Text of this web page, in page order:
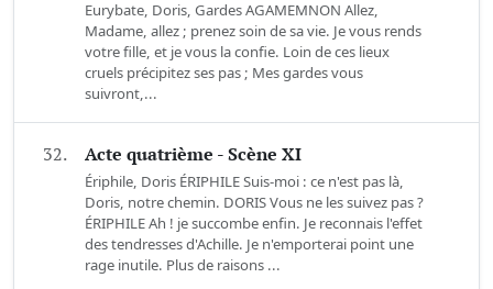
Eurybate, Doris, Gardes AGAMEMNON Allez,
Madame, allez ; prenez soin de sa vie. Je vous rends
votre fille, et je vous la confie. Loin de ces lieux
cruels précipitez ses pas ; Mes gardes vous
suivront,...
32. Acte quatrième - Scène XI
Ériphile, Doris ÉRIPHILE Suis-moi : ce n'est pas là,
Doris, notre chemin. DORIS Vous ne les suivez pas ?
ÉRIPHILE Ah ! je succombe enfin. Je reconnais l'effet
des tendresses d'Achille. Je n'emporterai point une
rage inutile. Plus de raisons ...